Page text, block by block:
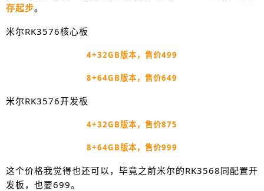
存起步。
米尔RK3576核心板
4+32GB版本，售价499
8+64GB版本，售价649
米尔RK3576开发板
4+32GB版本，售价875
8+64GB版本，售价999
这个价格我觉得也还可以，毕竟之前米尔的RK3568同配置开
发板，也要699。